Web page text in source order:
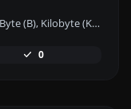
Calcola la dimensione di qualsiasi testo in Byte (B), Kilobyte (KB) o Megabyte (MB) utilizzando il nostro strumento calcolatore di dimensioni del testo.
0